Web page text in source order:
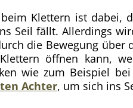
Klettern ist dabei,
Seil fällt. Allerdings
die Bewegung über
öffnen kann,
wie zum Beispiel
Achter, um sich ins